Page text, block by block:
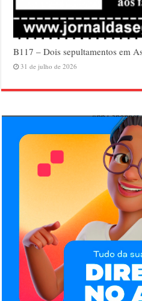
B117 – Dois sepultamentos em
31 de julho de 2026